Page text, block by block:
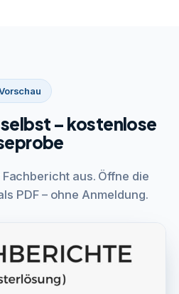
– kostenlose
aus. Öffne die
PDF – ohne Anmeldung.